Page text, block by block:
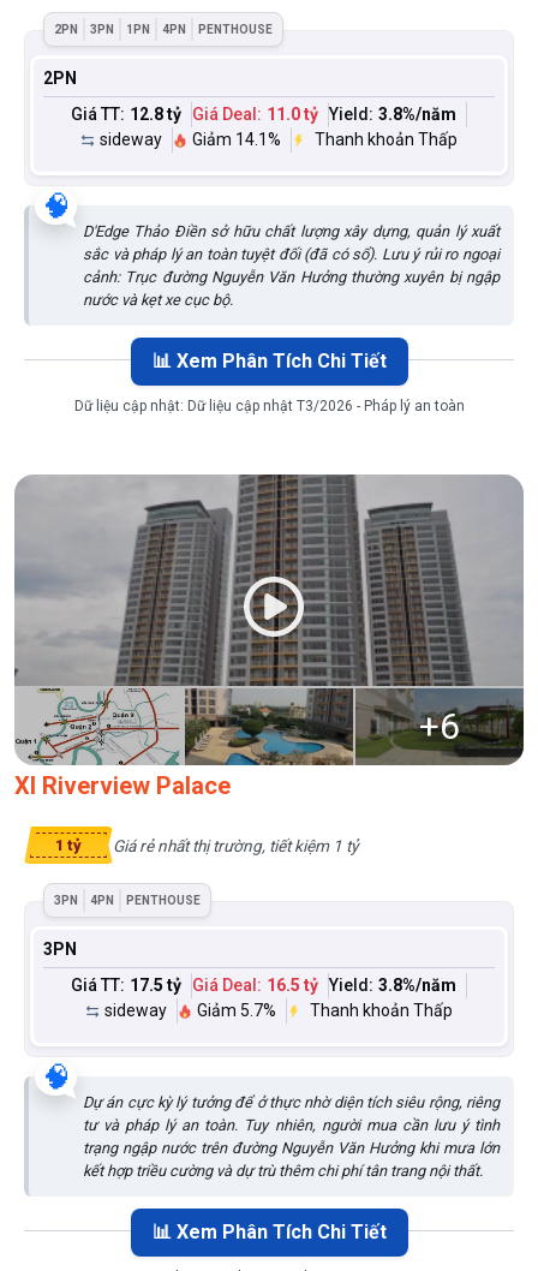
2PN 3PN 1PN 4PN PENTHOUSE
2PN
Giá TT: 12.8 tỷ Giá Deal: 11.0 tỷ Yield: 3.8%/năm
sideway
Giảm 14.1% Thanh khoản Thấp
🧠
D'Edge Thảo Điền sở hữu chất lượng xây dựng, quản lý xuất
sắc và pháp lý an toàn tuyệt đối (đã có sổ). Lưu ý rủi ro ngoại
cảnh: Trục đường Nguyễn Văn Hưởng thường xuyên bị ngập
nước và kẹt xe cục bộ.
📊 Xem Phân Tích Chi Tiết
Dữ liệu cập nhật: Dữ liệu cập nhật T3/2026 - Pháp lý an toàn
+6
XI Riverview Palace
1 tỷ Giá rẻ nhất thị trường, tiết kiệm 1 tỷ
3PN 4PN PENTHOUSE
3PN
Giá TT: 17.5 tỷ Giá Deal: 16.5 tỷ Yield: 3.8%/năm
sideway
Giảm 5.7% Thanh khoản Thấp
🧠
Dự án cực kỳ lý tưởng để ở thực nhờ diện tích siêu rộng, riêng
tư và pháp lý an toàn. Tuy nhiên, người mua cần lưu ý tình
trạng ngập nước trên đường Nguyễn Văn Hưởng khi mưa lớn
kết hợp triều cường và dự trù thêm chi phí tân trang nội thất.
📊 Xem Phân Tích Chi Tiết